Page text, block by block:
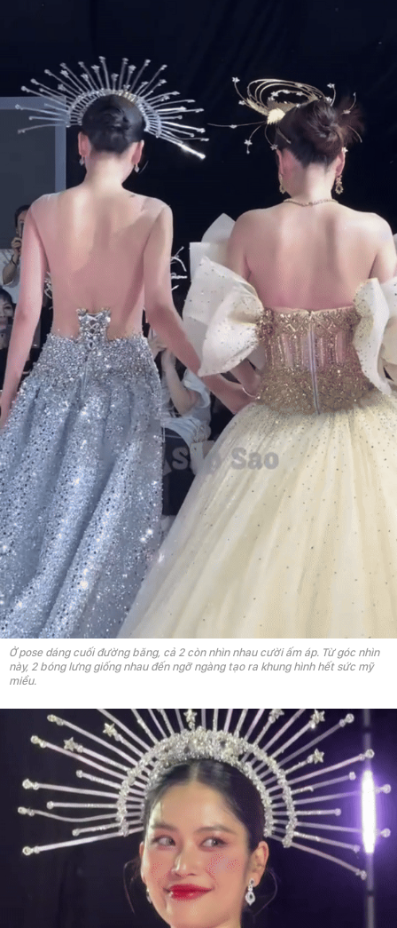
Ở pose dáng cuối đường băng, cả 2 còn nhìn nhau cười ấm áp. Từ góc nhìn
này, 2 bóng lưng giống nhau đến ngỡ ngàng tạo ra khung hình hết sức mỹ
miều.